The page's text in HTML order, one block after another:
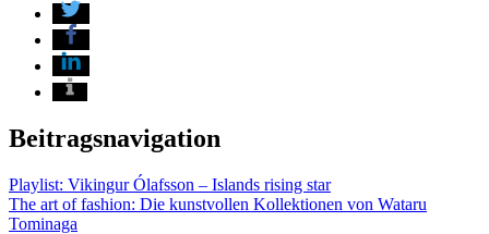
Beitragsnavigation
Playlist: Vikingur Ólafsson – Islands rising star
The art of fashion: Die kunstvollen Kollektionen von Wataru
Tominaga